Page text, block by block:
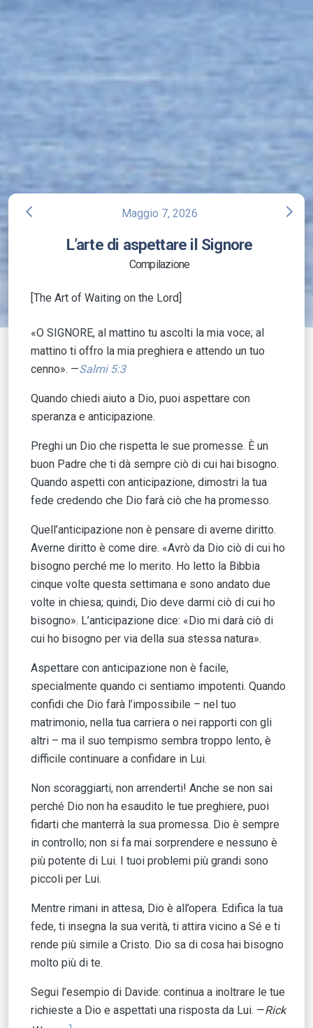
arrow_back_ios Maggio 7, 2026 arrow_forward_ios
L’arte di aspettare il Signore
Compilazione
[The Art of Waiting on the Lord]
«O SIGNORE, al mattino tu ascolti la mia voce; al
mattino ti offro la mia preghiera e attendo un tuo
cenno». —Salmi 5:3
Quando chiedi aiuto a Dio, puoi aspettare con
speranza e anticipazione.
Preghi un Dio che rispetta le sue promesse. È un
buon Padre che ti dà sempre ciò di cui hai bisogno.
Quando aspetti con anticipazione, dimostri la tua
fede credendo che Dio farà ciò che ha promesso.
Quell’anticipazione non è pensare di averne diritto.
Averne diritto è come dire. «Avrò da Dio ciò di cui ho
bisogno perché me lo merito. Ho letto la Bibbia
cinque volte questa settimana e sono andato due
volte in chiesa; quindi, Dio deve darmi ciò di cui ho
bisogno». L’anticipazione dice: «Dio mi darà ciò di
cui ho bisogno per via della sua stessa natura».
Aspettare con anticipazione non è facile,
specialmente quando ci sentiamo impotenti. Quando
confidi che Dio farà l’impossibile – nel tuo
matrimonio, nella tua carriera o nei rapporti con gli
altri – ma il suo tempismo sembra troppo lento, è
difficile continuare a confidare in Lui.
Non scoraggiarti, non arrenderti! Anche se non sai
perché Dio non ha esaudito le tue preghiere, puoi
fidarti che manterrà la sua promessa. Dio è sempre
in controllo; non si fa mai sorprendere e nessuno è
più potente di Lui. I tuoi problemi più grandi sono
piccoli per Lui.
Mentre rimani in attesa, Dio è all’opera. Edifica la tua
fede, ti insegna la sua verità, ti attira vicino a Sé e ti
rende più simile a Cristo. Dio sa di cosa hai bisogno
molto più di te.
Segui l’esempio di Davide: continua a inoltrare le tue
richieste a Dio e aspettati una risposta da Lui. —Rick